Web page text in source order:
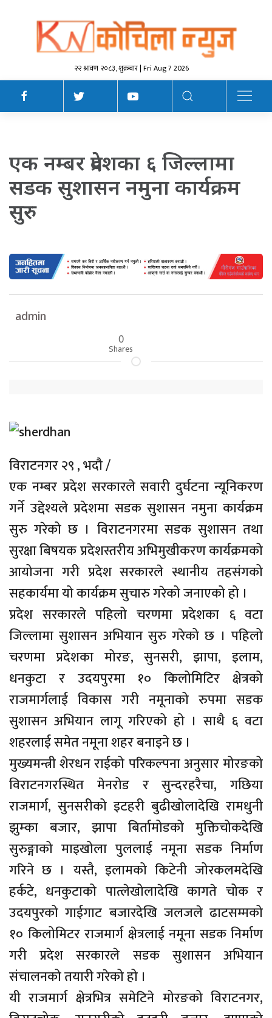
२२ श्रावण २०८३, शुक्रबार | Fri Aug 7 2026
एक नम्बर प्रदेशका ६ जिल्लामा
सडक सुशासन नमुना कार्यक्रम
सुरु
admin
0
Shares
विराटनगर २९ , भदौ /
एक नम्बर प्रदेश सरकारले सवारी दुर्घटना न्यूनिकरण
गर्ने उद्देश्यले प्रदेशमा सडक सुशासन नमुना कार्यक्रम
सुरु गरेको छ । विराटनगरमा सडक सुशासन तथा
सुरक्षा बिषयक प्रदेशस्तरीय अभिमुखीकरण कार्यक्रमको
आयोजना गरी प्रदेश सरकारले स्थानीय तहसंगको
सहकार्यमा यो कार्यक्रम सुचारु गरेको जनाएको हो ।
प्रदेश सरकारले पहिलो चरणमा प्रदेशका ६ वटा
जिल्लामा सुशासन अभियान सुरु गरेको छ । पहिलो
चरणमा प्रदेशका मोरङ, सुनसरी, झापा, इलाम,
धनकुटा र उदयपुरमा १० किलोमिटिर क्षेत्रको
राजमार्गलाई विकास गरी नमूनाको रुपमा सडक
सुशासन अभियान लागू गरिएको हो । साथै ६ वटा
शहरलाई समेत नमूना शहर बनाइने छ ।
मुख्यमन्त्री शेरधन राईको परिकल्पना अनुसार मोरङको
विराटनगरस्थित मेनरोड र सुन्दरहरैचा, गछिया
राजमार्ग, सुनसरीको इटहरी बुढीखोलादेखि रामधुनी
झुम्का बजार, झापा बिर्तामोडको मुक्तिचोकदेखि
सुरुङ्गाको माइखोला पुललाई नमूना सडक निर्माण
गरिने छ । यस्तै, इलामको किटेनी जोरकलमदेखि
हर्कटे, धनकुटाको पात्लेखोलादेखि कागते चोक र
उदयपुरको गाईगाट बजारदेखि जलजले ढाटसम्मको
१० किलोमिटर राजमार्ग क्षेत्रलाई नमूना सडक निर्माण
गरी प्रदेश सरकारले सडक सुशासन अभियान
संचालनको तयारी गरेको हो ।
यी राजमार्ग क्षेत्रभित्र समेटिने मोरङको विराटनगर,